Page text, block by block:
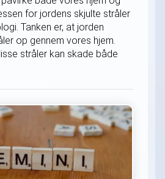
for jordens skjulte stråler
Tanken er, at jorden
op gennem vores hjem.
stråler kan skade både